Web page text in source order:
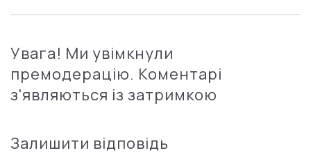
Увага! Ми увімкнули
премодерацію. Коментарі
з'являються із затримкою
Залишити відповідь